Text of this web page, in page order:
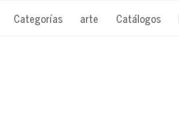
Categorías arte Catálogos